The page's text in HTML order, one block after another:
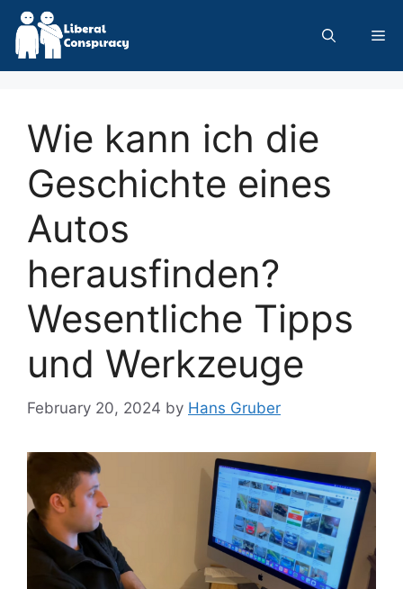
Skip
content
Wie kann ich die
Geschichte eines
Autos
herausfinden?
Wesentliche Tipps
und Werkzeuge
February 20, 2024 by Hans Gruber